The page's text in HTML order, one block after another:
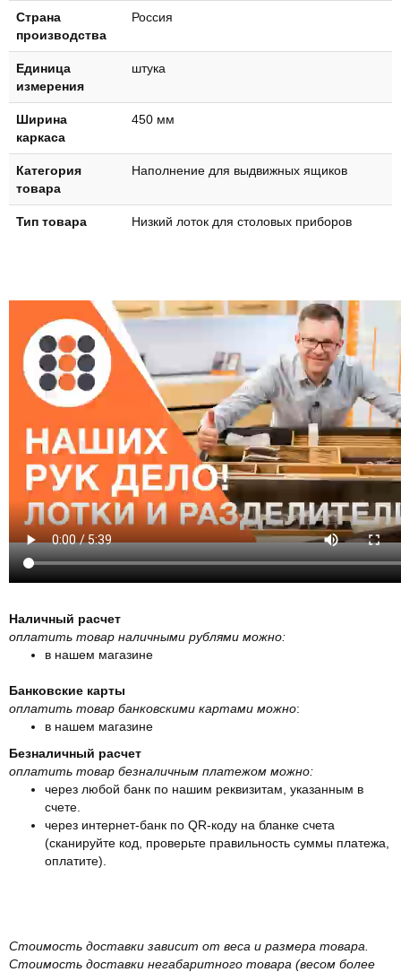
Страна
производства
Россия
Единица
измерения
штука
Ширина
каркаса
450 мм
Категория
товара
Наполнение для выдвижных ящиков
Тип товара Низкий лоток для столовых приборов
Наличный расчет
оплатить товар наличными рублями можно:
в нашем магазине
Банковские карты
оплатить товар банковскими картами можно:
в нашем магазине
Безналичный расчет
оплатить товар безналичным платежом можно:
через любой банк по нашим реквизитам, указанным в
счете.
через интернет-банк по QR-коду на бланке счета
(сканируйте код, проверьте правильность суммы платежа,
оплатите).
Стоимость доставки зависит от веса и размера товара.
Стоимость доставки негабаритного товара (весом более